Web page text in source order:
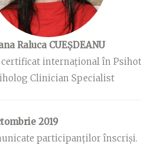
Raluca CUEȘDEANU
internațional în
Clinician Specialist
2019
participanților înscriși.